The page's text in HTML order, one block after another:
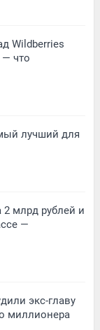
Wildberries
— что
лучший для
2 млрд рублей и
—
экс-главу
миллионера